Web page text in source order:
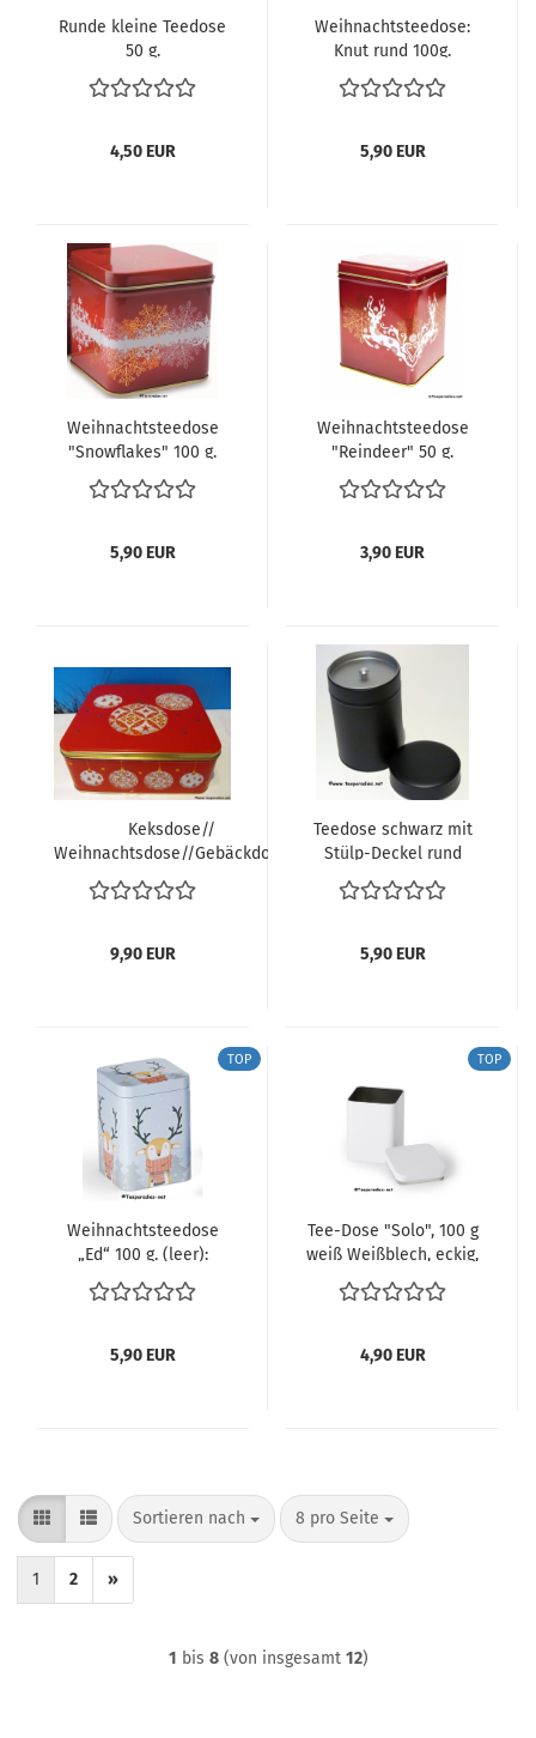
Runde kleine Teedose
50 g.
4,50 EUR
Weihnachtsteedose:
Knut rund 100g.
5,90 EUR
Weihnachtsteedose
"Snowflakes" 100 g.
5,90 EUR
Weihnachtsteedose
"Reindeer" 50 g.
3,90 EUR
Keksdose//
Weihnachtsdose//Gebäckdose
9,90 EUR
Teedose schwarz mit
Stülp-Deckel rund
5,90 EUR
TOP
Weihnachtsteedose
„Ed“ 100 g. (leer):
5,90 EUR
TOP
Tee-Dose "Solo", 100 g
weiß Weißblech, eckig,
Stülpdeckel, matt 7,3 x
7,3 x 10 cm
4,90 EUR
Sortieren nach
Sortieren nach 8 pro Seite
pro Seite
1 2 »
1 bis 8(von insgesamt 12)